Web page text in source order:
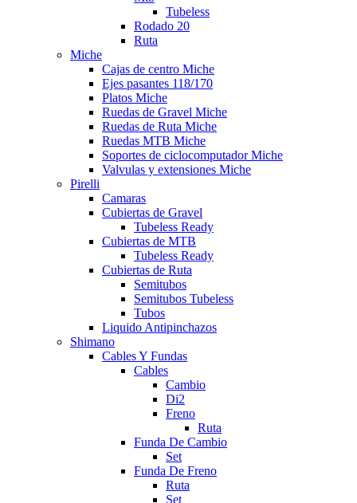
Tubeless
Rodado 20
Ruta
Miche
Cajas de centro Miche
Ejes pasantes 118/170
Platos Miche
Ruedas de Gravel Miche
Ruedas de Ruta Miche
Ruedas MTB Miche
Soportes de ciclocomputador Miche
Valvulas y extensiones Miche
Pirelli
Camaras
Cubiertas de Gravel
Tubeless Ready
Cubiertas de MTB
Tubeless Ready
Cubiertas de Ruta
Semitubos
Semitubos Tubeless
Tubos
Liquido Antipinchazos
Shimano
Cables Y Fundas
Cables
Cambio
Di2
Freno
Ruta
Funda De Cambio
Set
Funda De Freno
Ruta
Set